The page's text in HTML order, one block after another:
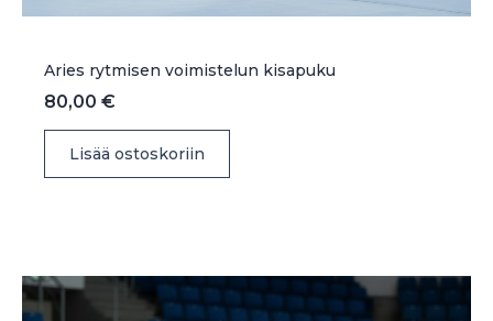
Aries rytmisen voimistelun kisapuku
80,00 €
Lisää ostoskoriin